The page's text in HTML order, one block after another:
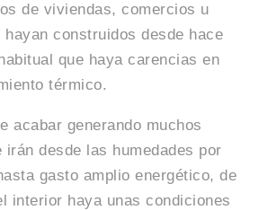
de viviendas, comercios u
construidos desde hace
que haya carencias en
térmico.
acabar generando muchos
irán desde las humedades por
gasto amplio energético, de
interior haya unas condiciones